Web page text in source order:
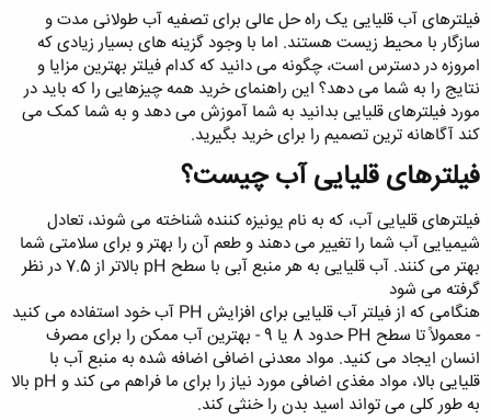
فیلترهای آب قلیایی یک راه حل عالی برای تصفیه آب طولانی مدت و
سازگار با محیط زیست هستند. اما با وجود گزینه های بسیار زیادی که
امروزه در دسترس است، چگونه می دانید که کدام فیلتر بهترین مزایا و
نتایج را به شما می دهد؟ این راهنمای خرید همه چیزهایی را که باید در
مورد فیلترهای قلیایی بدانید به شما آموزش می دهد و به شما کمک می
کند آگاهانه ترین تصمیم را برای خرید بگیرید.
فیلترهای قلیایی آب چیست؟
فیلترهای قلیایی آب، که به نام یونیزه کننده شناخته می شوند، تعادل
شیمیایی آب شما را تغییر می دهند و طعم آن را بهتر و برای سلامتی شما
بهتر می کنند. آب قلیایی به هر منبع آبی با سطح pH بالاتر از 7.5 در نظر
گرفته می شود
هنگامی که از فیلتر آب قلیایی برای افزایش PH آب خود استفاده می کنید
- معمولاً تا سطح PH حدود 8 یا 9 - بهترین آب ممکن را برای مصرف
انسان ایجاد می کنید. مواد معدنی اضافی اضافه شده به منبع آب با
قلیایی بالا، مواد مغذی اضافی مورد نیاز را برای ما فراهم می کند و pH بالا
به طور کلی می تواند اسید بدن را خنثی کند.